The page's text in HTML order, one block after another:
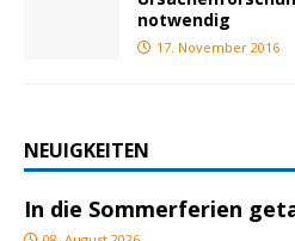
notwendig
17. November 2016
NEUIGKEITEN
In die Sommerferien